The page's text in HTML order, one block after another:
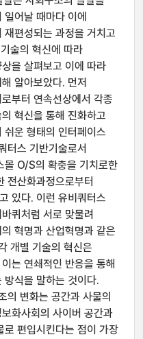
어날 때마다 이에
편성되는 과정을 거치고
술의 혁신에 따라
을 살펴보고 이에 따라
알아보았다. 먼저
부터 연속선상에서 각종
혁신을 통해 진화하고
운 형태의 인터페이스
터스 기반기술로서
몰 O/S의 확충을 기치로한
전산화과정으로부터
있다. 이런 유비쿼터스
퀴처럼 서로 맞물려
혁명과 산업혁명과 같은
개별 기술의 혁신은
는 연쇄적인 반응을 통해
방식을 말하는 것이다.
의 변화는 공간과 사물의
화사회의 사이버 공간과
로 편입시킨다는 점이 가장